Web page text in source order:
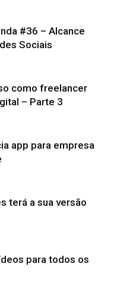
#36 – Alcance
Sociais
como freelancer
– Parte 3
app para empresa
terá a sua versão
para todos os